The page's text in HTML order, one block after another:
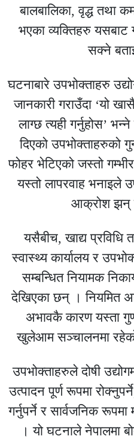
बालबालिका, वृद्ध तथा
भएका व्यक्तिहरु यसबाट
सक्ने
घटनाबारे उपभोक्ताहरु
जानकारी गराउँदा ‘यो
लाग्छ त्यही गर्नुहोस’
दिएको उपभोक्ताहरुको
फोहर भेटिएको जस्तो
यस्तो लापरवाह भनाइले
आक्रोश झन्
यसैबीच, खाद्य प्रविधि
स्वास्थ्य कार्यालय र
सम्बन्धित नियामक
देखिएका छन् । नियमित
अभावकै कारण यस्ता
खुलेआम सञ्चालनमा
उपभोक्ताहरुले दोषी
उत्पादन पूर्ण रूपमा
गर्नुपर्ने र सार्वजनिक रूपमा
। यो घटनाले नेपालमा